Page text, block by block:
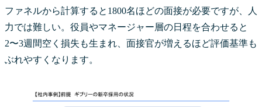
ファネルから計算すると1800名ほどの面接が必要ですが、人
力では難しい。役員やマネージャー層の日程を合わせると
2〜3週間空く損失も生まれ、面接官が増えるほど評価基準も
ぶれやすくなります。